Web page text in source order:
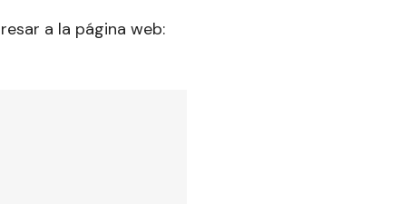
a la página web: